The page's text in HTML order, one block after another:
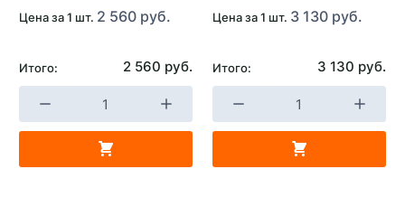
Цена за 1 шт. 2 560 руб.
Итого: 2 560 руб.
Цена за 1 шт. 3 130 руб.
Итого: 3 130 руб.